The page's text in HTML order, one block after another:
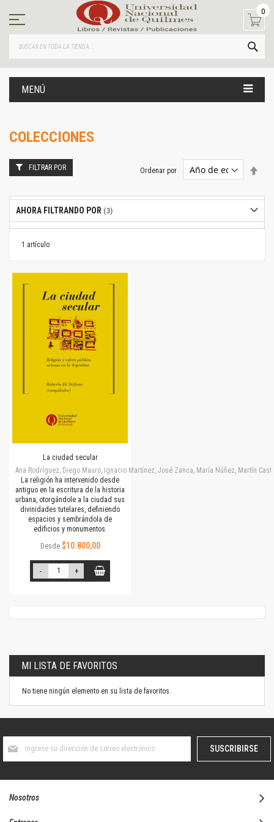
contenido
0
MENÚ
COLECCIONES
1 artículo
Ordenar por
La ciudad secular
Ana Rodríguez, Diego Mauro, Ignacio Martínez, José Zanca, María Núñez, Martín
La religión ha intervenido desde
antiguo en la escritura de la historia
urbana, otorgándole a la ciudad sus
divinidades tutelares, definiendo
espacios y sembrándola de
edificios y monumentos.
Desde $10.800,00
- +
FILTRAR POR
AHORA FILTRANDO POR
MI LISTA DE FAVORITOS
No tiene ningún elemento en su lista de favoritos.
boletín
SUSCRIBIRSE
Nosotros